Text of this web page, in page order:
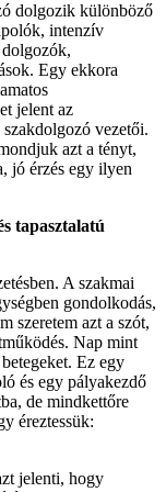
dolgozik különböző
intenzív
dolgozók,
Egy ekkora
jelent az
vezetői.
azt a tényt,
jó érzés egy ilyen
tapasztalatú
A szakmai
gondolkodás,
szeretem azt a szót,
Nap mint
Ez egy
és egy pályakezdő
de mindkettőre
éreztessük:
jelenti, hogy